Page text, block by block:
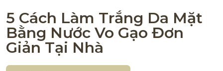
5 Cách Làm Trắng Da Mặt
Bằng Nước Vo Gạo Đơn
Giản Tại Nhà